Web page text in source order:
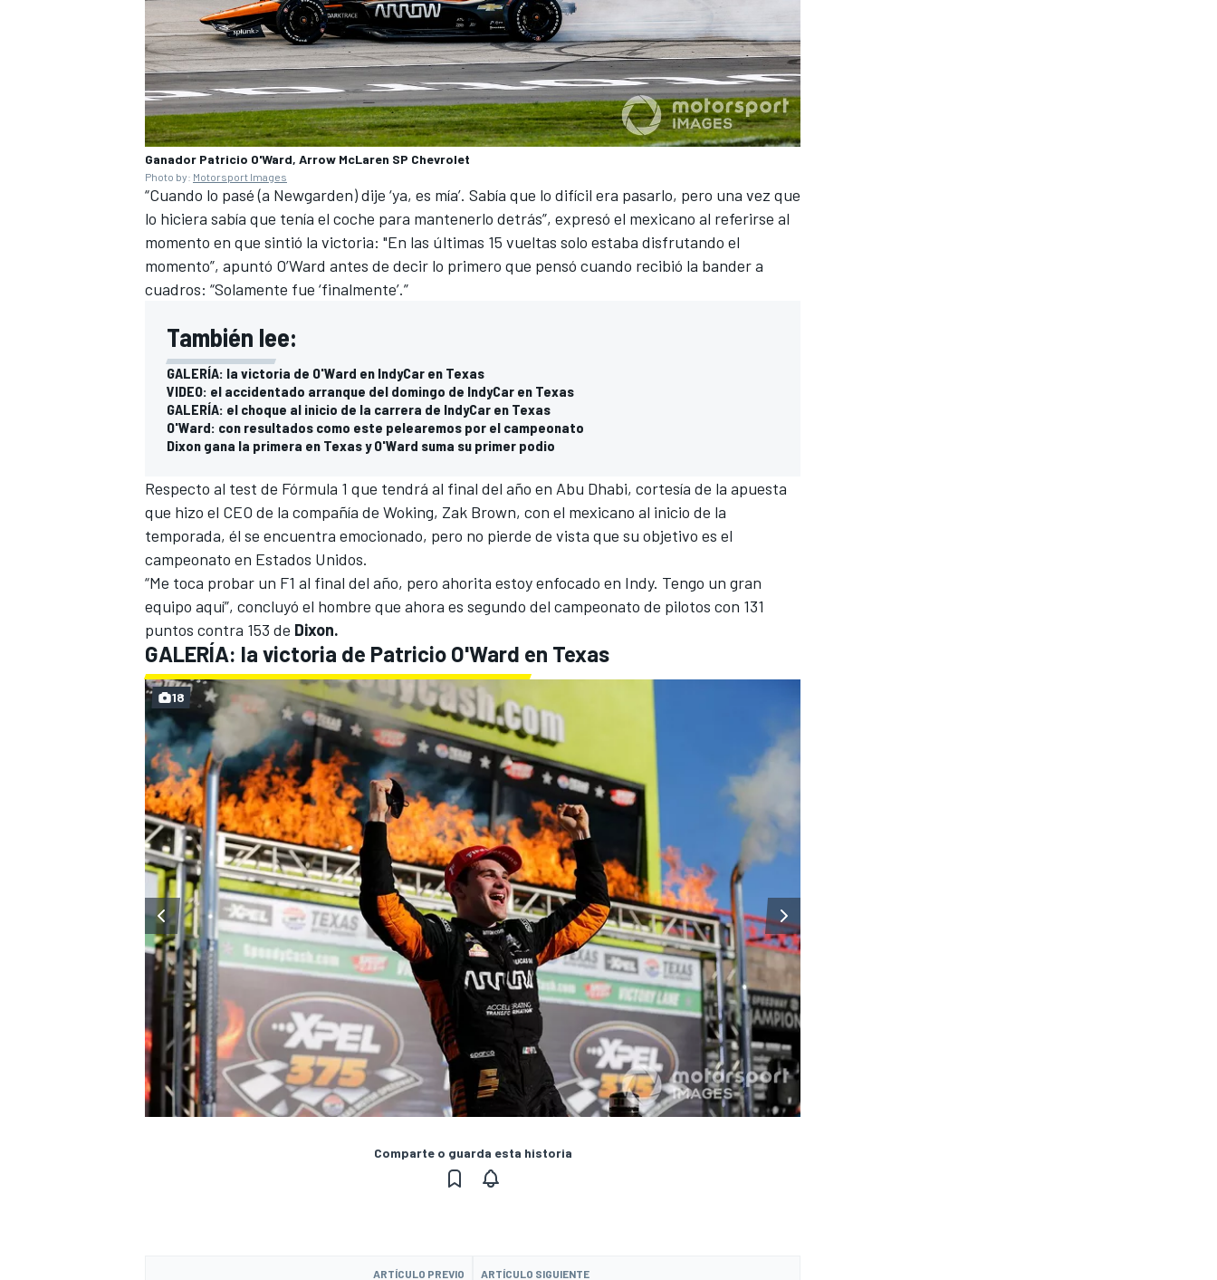
Ganador Patricio O'Ward, Arrow McLaren SP Chevrolet
Photo by: Motorsport Images
“Cuando lo pasé (a Newgarden) dije ‘ya, es mía’. Sabía que lo difícil era pasarlo, pero una vez que
lo hiciera sabía que tenía el coche para mantenerlo detrás”, expresó el mexicano al referirse al
momento en que sintió la victoria: "En las últimas 15 vueltas solo estaba disfrutando el
momento”, apuntó O’Ward antes de decir lo primero que pensó cuando recibió la bander a
cuadros: “Solamente fue ‘finalmente’.”
También lee:
GALERÍA: la victoria de O'Ward en IndyCar en Texas
VIDEO: el accidentado arranque del domingo de IndyCar en Texas
GALERÍA: el choque al inicio de la carrera de IndyCar en Texas
O'Ward: con resultados como este pelearemos por el campeonato
Dixon gana la primera en Texas y O'Ward suma su primer podio
Respecto al test de Fórmula 1 que tendrá al final del año en Abu Dhabi, cortesía de la apuesta
que hizo el CEO de la compañía de Woking, Zak Brown, con el mexicano al inicio de la
temporada, él se encuentra emocionado, pero no pierde de vista que su objetivo es el
campeonato en Estados Unidos.
“Me toca probar un F1 al final del año, pero ahorita estoy enfocado en Indy. Tengo un gran
equipo aquí”, concluyó el hombre que ahora es segundo del campeonato de pilotos con 131
puntos contra 153 de Dixon.
GALERÍA: la victoria de Patricio O'Ward en Texas
18
Comparte o guarda esta historia
ARTÍCULO PREVIO ARTÍCULO SIGUIENTE